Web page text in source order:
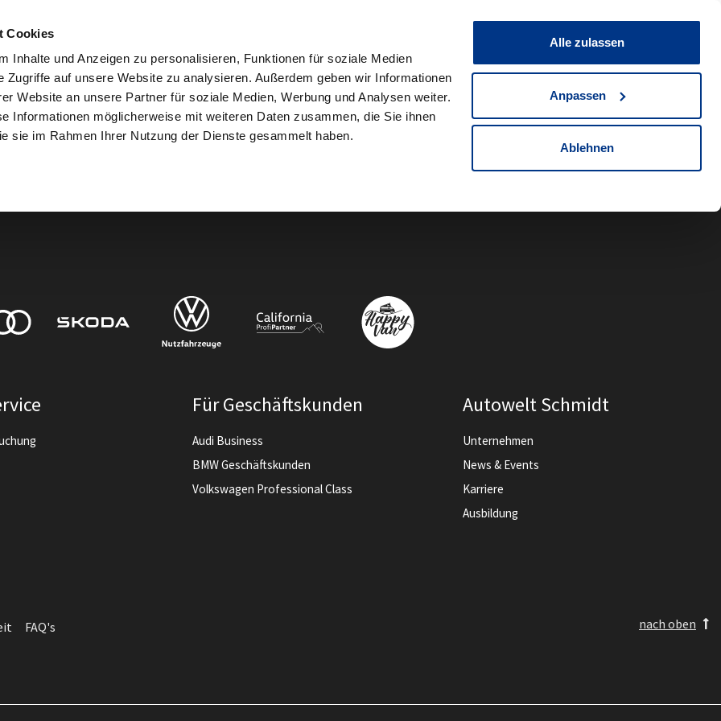
Cookies
Inhalte und Anzeigen zu personalisieren, Funktionen für soziale Medien
Zugriffe auf unsere Website zu analysieren. Außerdem geben wir Informationen
Website an unsere Partner für soziale Medien, Werbung und Analysen weiter.
Informationen möglicherweise mit weiteren Daten zusammen, die Sie ihnen
sie im Rahmen Ihrer Nutzung der Dienste gesammelt haben.
Alle zulassen
Anpassen
Ablehnen
Fahrzeug teilen Merkliste
Für Geschäftskunden
Audi Business
BMW Geschäftskunden
Volkswagen Professional Class
Autowelt Schmidt
Unternehmen
News & Events
Karriere
Ausbildung
FAQ's nach oben